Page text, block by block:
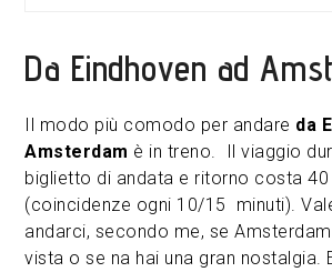
Da Eindhoven ad
Il modo più comodo per andare da
Amsterdam è in treno. Il viaggio
biglietto di andata e ritorno costa 40
(coincidenze ogni 10/15 minuti).
andarci, secondo me, se Amsterdam
vista o se na hai una gran nostalgia.